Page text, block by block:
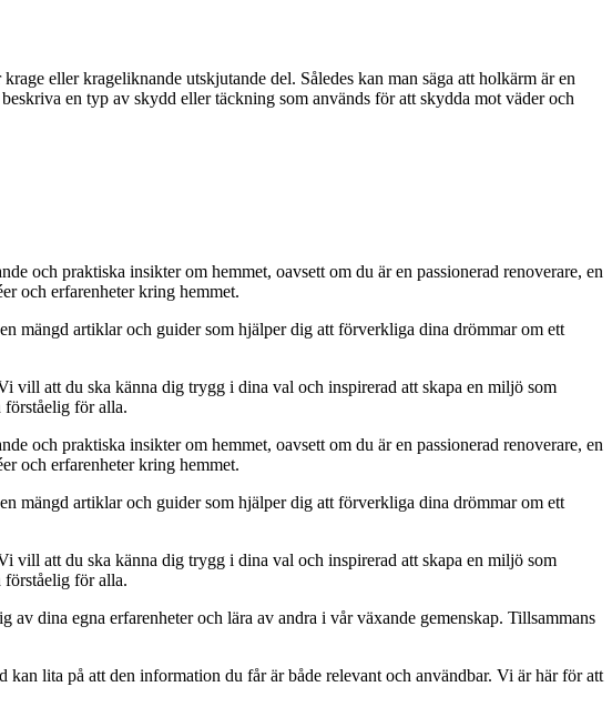
eller krageliknande utskjutande del. Således kan man säga att holkärm är en
en typ av skydd eller täckning som används för att skydda mot väder och
och praktiska insikter om hemmet, oavsett om du är en passionerad renoverare, en
och erfarenheter kring hemmet.
mängd artiklar och guider som hjälper dig att förverkliga dina drömmar om ett
vill att du ska känna dig trygg i dina val och inspirerad att skapa en miljö som
för alla.
och praktiska insikter om hemmet, oavsett om du är en passionerad renoverare, en
och erfarenheter kring hemmet.
mängd artiklar och guider som hjälper dig att förverkliga dina drömmar om ett
vill att du ska känna dig trygg i dina val och inspirerad att skapa en miljö som
för alla.
dina egna erfarenheter och lära av andra i vår växande gemenskap. Tillsammans
lita på att den information du får är både relevant och användbar. Vi är här för att